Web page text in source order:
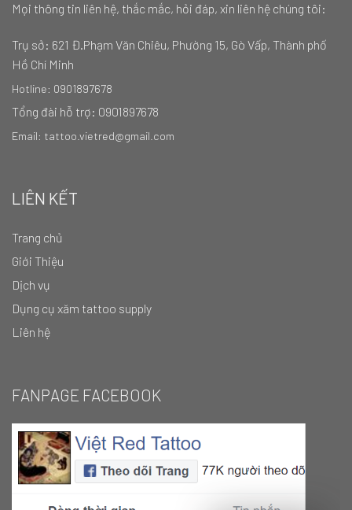
Mọi thông tin liên hệ, thắc mắc, hỏi đáp, xin liên hệ chúng tôi:
Trụ sở: 621 Đ.Phạm Văn Chiêu, Phường 15, Gò Vấp, Thành phố
Hồ Chí Minh
Hotline: 0901897678
Tổng đài hỗ trợ: 0901897678
Email: tattoo.vietred@gmail.com
LIÊN KẾT
Trang chủ
Giới Thiệu
Dịch vụ
Dụng cụ xăm tattoo supply
Liên hệ
FANPAGE FACEBOOK